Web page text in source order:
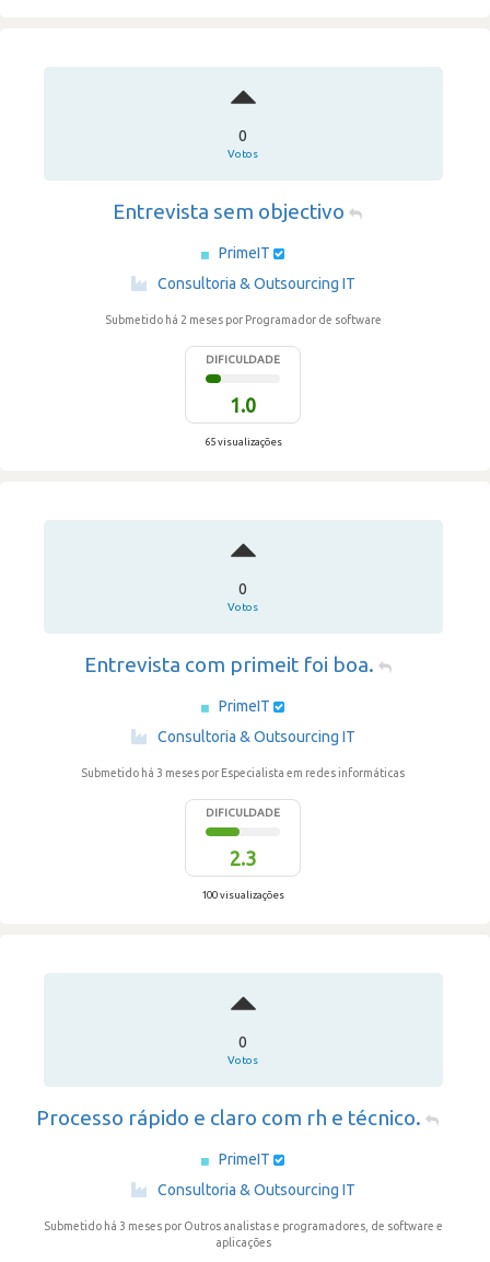
0
Votos
Entrevista sem objectivo
PrimeIT
·
Consultoria & Outsourcing IT
Submetido há 2 meses por Programador de software
DIFICULDADE
1.0
65 visualizações
0
Votos
Entrevista com primeit foi boa.
PrimeIT
·
Consultoria & Outsourcing IT
Submetido há 3 meses por Especialista em redes informáticas
DIFICULDADE
2.3
100 visualizações
0
Votos
Processo rápido e claro com rh e técnico.
PrimeIT
·
Consultoria & Outsourcing IT
Submetido há 3 meses por Outros analistas e programadores, de software e
aplicações